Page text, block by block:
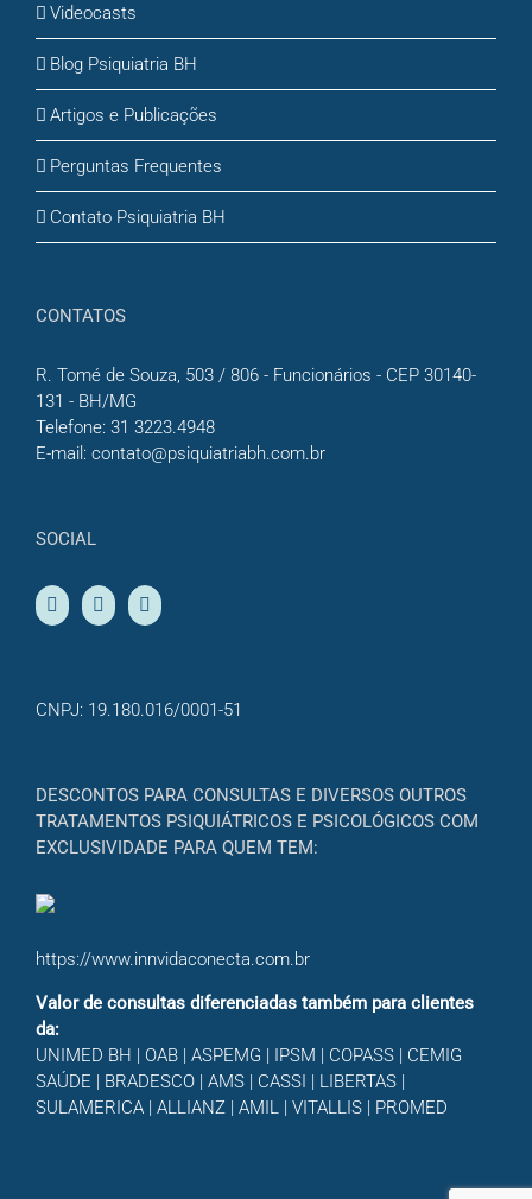
Videocasts
Blog Psiquiatria BH
Artigos e Publicações
Perguntas Frequentes
Contato Psiquiatria BH
CONTATOS
R. Tomé de Souza, 503 / 806 - Funcionários - CEP 30140-
131 - BH/MG
Telefone: 31 3223.4948
E-mail: contato@psiquiatriabh.com.br
SOCIAL
CNPJ: 19.180.016/0001-51
DESCONTOS PARA CONSULTAS E DIVERSOS OUTROS
TRATAMENTOS PSIQUIÁTRICOS E PSICOLÓGICOS COM
EXCLUSIVIDADE PARA QUEM TEM:
https://www.innvidaconecta.com.br
Valor de consultas diferenciadas também para clientes
da:
UNIMED BH | OAB | ASPEMG | IPSM | COPASS | CEMIG
SAÚDE | BRADESCO | AMS | CASSI | LIBERTAS |
SULAMERICA | ALLIANZ | AMIL | VITALLIS | PROMED